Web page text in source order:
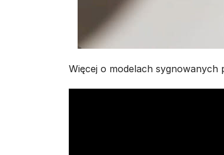
Więcej o modelach sygnowanych